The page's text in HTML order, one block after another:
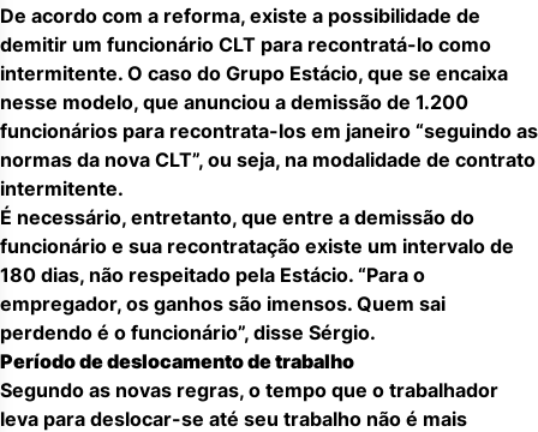
De acordo com a reforma, existe a possibilidade de
demitir um funcionário CLT para recontratá-lo como
intermitente. O caso do Grupo Estácio, que se encaixa
nesse modelo, que anunciou a demissão de 1.200
funcionários para recontrata-los em janeiro “seguindo as
normas da nova CLT”, ou seja, na modalidade de contrato
intermitente.
É necessário, entretanto, que entre a demissão do
funcionário e sua recontratação existe um intervalo de
180 dias, não respeitado pela Estácio. “Para o
empregador, os ganhos são imensos. Quem sai
perdendo é o funcionário”, disse Sérgio.
Período de deslocamento de trabalho
Segundo as novas regras, o tempo que o trabalhador
leva para deslocar-se até seu trabalho não é mais